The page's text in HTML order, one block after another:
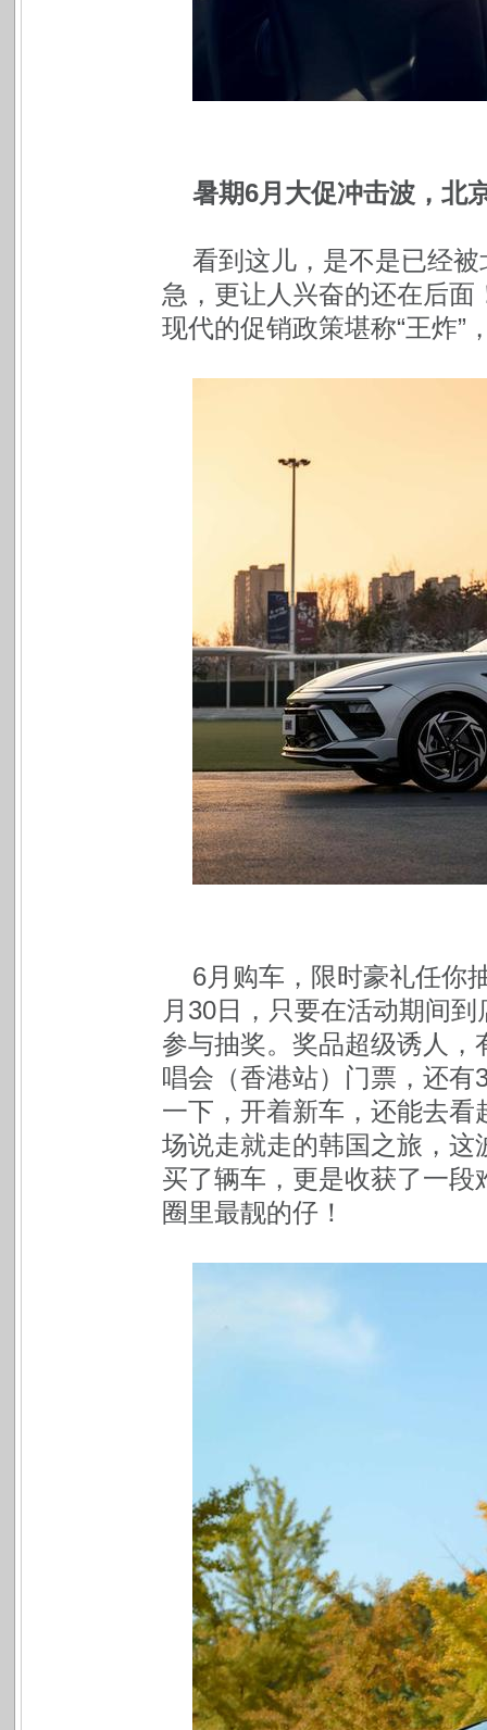
暑期6月大促冲击波，北
看到这儿，是不是已经
急，更让人兴奋的还在后
现代的促销政策堪称“王炸”
6月购车，限时豪礼任你
月30日，只要在活动期间
参与抽奖。奖品超级诱人，
唱会（香港站）门票，还
一下，开着新车，还能去
场说走就走的韩国之旅，这
买了辆车，更是收获了一
圈里最靓的仔！